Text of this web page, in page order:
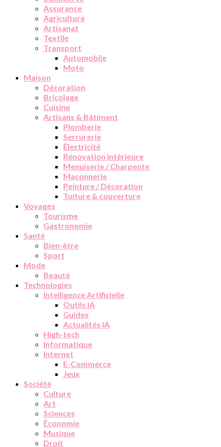
Assurance
Agriculture
Artisanat
Textile
Transport
Automobile
Moto
Maison
Décoration
Bricolage
Cuisine
Artisans & Bâtiment
Plomberie
Serrurerie
Électricité
Rénovation intérieure
Menuiserie / Charpente
Maçonnerie
Peinture / Décoration
Toiture & couverture
Voyages
Tourisme
Gastronomie
Santé
Bien-être
Sport
Mode
Beauté
Technologies
Intelligence Artificielle
Outils IA
Guides
Actualités IA
High-tech
Informatique
Internet
E-Commerce
Jeux
Société
Culture
Art
Sciences
Économie
Musique
Droit